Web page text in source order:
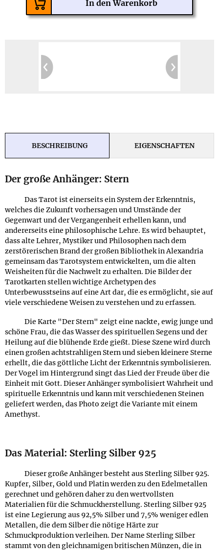
BESCHREIBUNG EIGENSCHAFTEN
Der große Anhänger: Stern
Das Tarot ist einerseits ein System der Erkenntnis,
welches die Zukunft vorhersagen und Umstände der
Gegenwart und der Vergangenheit erhellen kann, und
andererseits eine philosophische Lehre. Es wird behauptet,
dass alte Lehrer, Mystiker und Philosophen nach dem
zerstörerischen Brand der großen Bibliothek in Alexandria
gemeinsam das Tarotsystem entwickelten, um die alten
Weisheiten für die Nachwelt zu erhalten. Die Bilder der
Tarotkarten stellen wichtige Archetypen des
Unterbewusstseins auf eine Art dar, die es ermöglicht, sie auf
viele verschiedene Weisen zu verstehen und zu erfassen.
Die Karte "Der Stern" zeigt eine nackte, ewig junge und
schöne Frau, die das Wasser des spirituellen Segens und der
Heilung auf die blühende Erde gießt. Diese Szene wird durch
einen großen achtstrahligen Stern und sieben kleinere Sterne
erhellt, die das göttliche Licht der Erkenntnis symbolisieren.
Der Vogel im Hintergrund singt das Lied der Freude über die
Einheit mit Gott. Dieser Anhänger symbolisiert Wahrheit und
spirituelle Erkenntnis und kann mit verschiedenen Steinen
geliefert werden, das Photo zeigt die Variante mit einem
Amethyst.
Das Material: Sterling Silber 925
Dieser große Anhänger besteht aus Sterling Silber 925.
Kupfer, Silber, Gold und Platin werden zu den Edelmetallen
gerechnet und gehören daher zu den wertvollsten
Materialien für die Schmuckherstellung. Sterling Silber 925
ist eine Legierung aus 92,5% Silber und 7,5% weniger edlen
Metallen, die dem Silber die nötige Härte zur
Schmuckproduktion verleihen. Der Name Sterling Silber
stammt von den gleichnamigen britischen Münzen, die in